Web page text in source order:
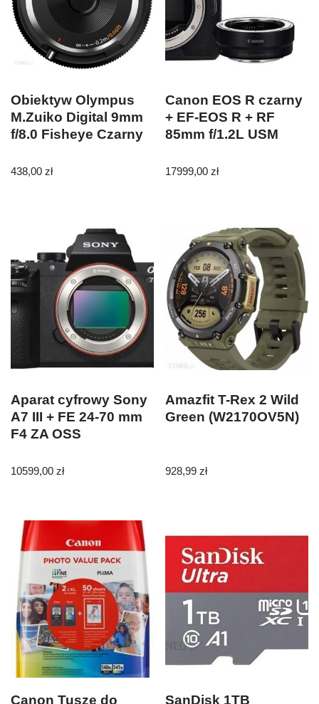
Obiektyw Olympus
M.Zuiko Digital 9mm
f/8.0 Fisheye Czarny
438,00 zł
Canon EOS R czarny
+ EF-EOS R + RF
85mm f/1.2L USM
17999,00zł
Aparat cyfrowy Sony
A7 III + FE 24-70 mm
F4 ZA OSS
10599,00 zł
Amazfit T-Rex 2 Wild
Green (W2170OV5N)
928,99zł
Canon Tusze do SanDisk 1TB